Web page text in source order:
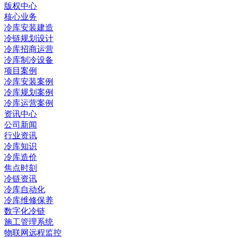
版权中心
核心业务
冷库安装建造
冷链规划设计
冷库招商运营
冷库制冷设备
项目案例
冷库安装案例
冷库规划案例
冷库运营案例
资讯中心
公司新闻
行业资讯
冷库知识
冷库造价
焦点时刻
冷链资讯
冷库自动化
冷库维修保养
数字化冷链
施工管理系统
物联网远程监控